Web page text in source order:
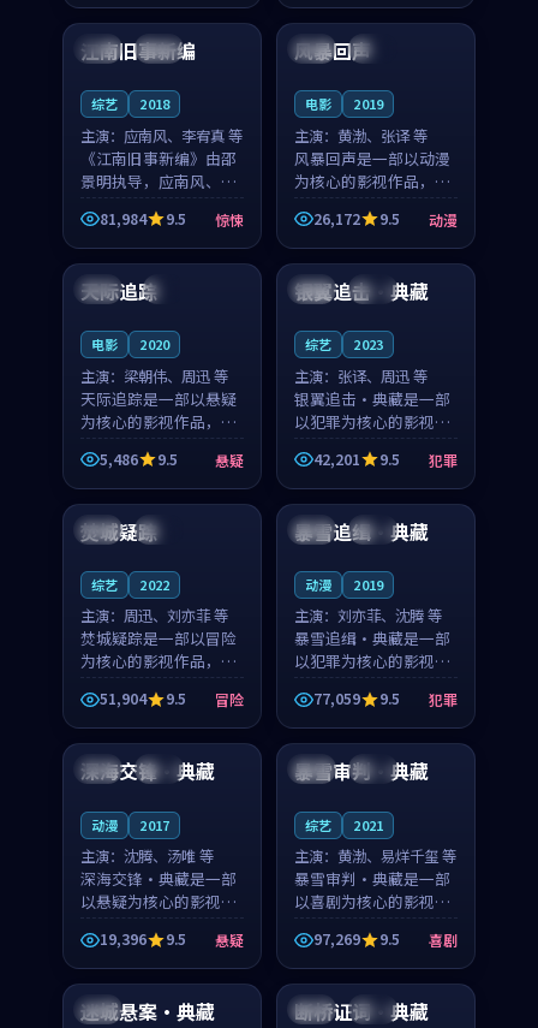
献了2020年颇受关注的
合作演出，影片在情感
层次与现实质感之间
因一场意外卷入更深的
纠葛，爱情元素贯穿始
终，节奏稳健而富有张
日本 院线
江南旧事新编
综艺 2018
主演： 应南风、李宥真 等
《江南旧事新编》由邵
景明执导，应南风、李
宥真领衔主演，是一部
2018年上映的日本惊悚
综艺。影片以邻里温情
遇到告别都浸着真实
81,984 9.5 惊悚
日本 院线
风暴回声
电影 2019
主演： 黄渤、张译 等
风暴回声是一部以动漫
为核心的影视作品，围
绕危机、反转与人物成
长展开，整体节奏紧
凑，值得推荐观看。
26,172 9.5 动漫
泰国 4K
天际追踪
电影 2020
主演： 梁朝伟、周迅 等
天际追踪是一部以悬疑
为核心的影视作品，围
绕危机、反转与人物成
长展开，整体节奏紧
凑，值得推荐观看。
5,486 9.5 悬疑
泰国 院线
银翼追击·典藏
综艺 2023
主演： 张译、周迅 等
银翼追击·典藏是一部
以犯罪为核心的影视作
品，围绕危机、反转与
人物成长展开，整体节
奏紧凑，值得推荐观
42,201 9.5 犯罪
韩国 院线
焚城疑踪
综艺 2022
主演： 周迅、刘亦菲 等
焚城疑踪是一部以冒险
为核心的影视作品，围
绕危机、反转与人物成
长展开，整体节奏紧
凑，值得推荐观看。
51,904 9.5 冒险
美国 高分
暴雪追缉·典藏
动漫 2019
主演： 刘亦菲、沈腾 等
暴雪追缉·典藏是一部
以犯罪为核心的影视作
品，围绕危机、反转与
人物成长展开，整体节
奏紧凑，值得推荐观
看。
77,059 9.5 犯罪
韩国 院线
深海交锋·典藏
动漫 2017
主演： 沈腾、汤唯 等
深海交锋·典藏是一部
以悬疑为核心的影视作
品，围绕危机、反转与
人物成长展开，整体节
奏紧凑，值得推荐观
看。
19,396 9.5 悬疑
日本 杜比
暴雪审判·典藏
综艺 2021
主演： 黄渤、易烊千玺 等
暴雪审判·典藏是一部
以喜剧为核心的影视作
品，围绕危机、反转与
人物成长展开，整体节
奏紧凑，值得推荐观
看。
97,269 9.5 喜剧
法国
迷城悬案·典藏 韩国 热播
断桥证词·典藏